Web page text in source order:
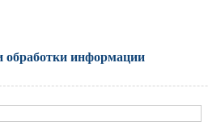
обработки информации